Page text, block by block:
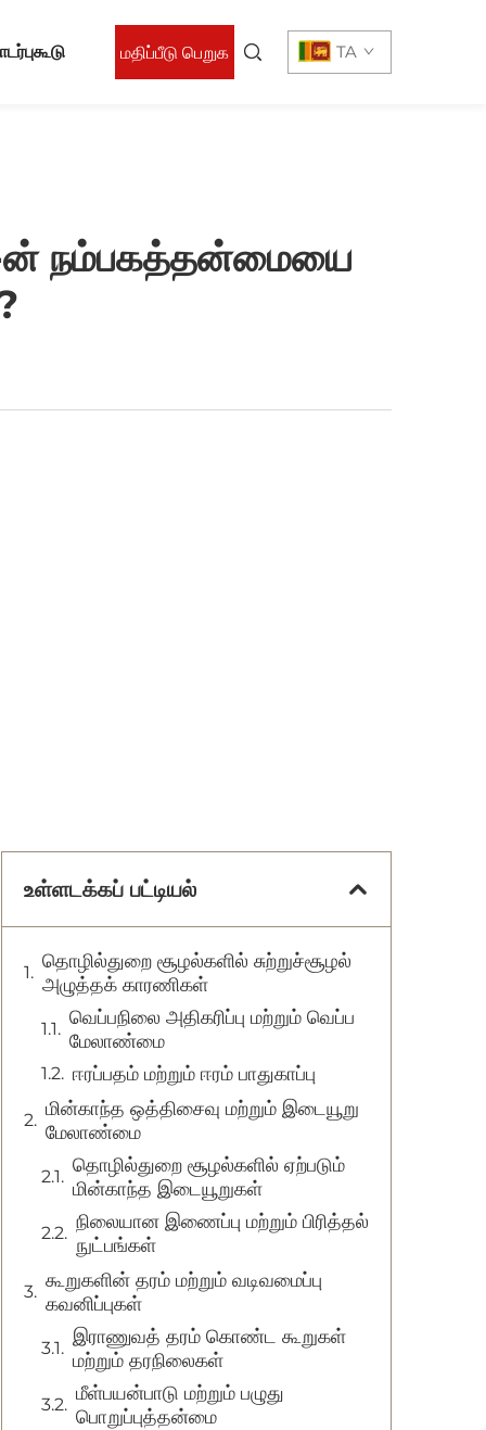
மதிப்பீடு பெறுக TA
ன் நம்பகத்தன்மையை
உள்ளடக்கப் பட்டியல்
தொழில்துறை சூழல்களில் சுற்றுச்சூழல்
அழுத்தக் காரணிகள்
வெப்பநிலை அதிகரிப்பு மற்றும் வெப்ப
மேலாண்மை
ஈரப்பதம் மற்றும் ஈரம் பாதுகாப்பு
மின்காந்த ஒத்திசைவு மற்றும் இடையூறு
மேலாண்மை
தொழில்துறை சூழல்களில் ஏற்படும்
மின்காந்த இடையூறுகள்
நிலையான இணைப்பு மற்றும் பிரித்தல்
நுட்பங்கள்
கூறுகளின் தரம் மற்றும் வடிவமைப்பு
கவனிப்புகள்
இராணுவத் தரம் கொண்ட கூறுகள்
மற்றும் தரநிலைகள்
மீள்பயன்பாடு மற்றும் பழுது
பொறுப்புத்தன்மை